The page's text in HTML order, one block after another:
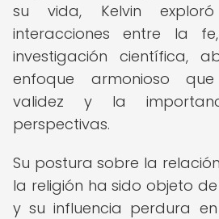
su vida, Kelvin
interacciones entre la
investigación científica,
enfoque armonioso
validez y la
perspectivas.
Su postura sobre la
la religión ha sido objeto
y su influencia perdura